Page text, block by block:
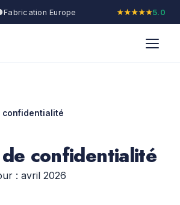
Fabrication Europe ★★★★★5.0
confidentialité
confidentialité
: avril 2026